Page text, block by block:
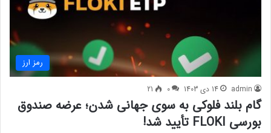
رمز ارز
admin 14 دی 1403 0
21
گام بلند فلوکی به سوی جهانی شدن؛ عرضه صندوق
بورسی FLOKI تأیید شد!